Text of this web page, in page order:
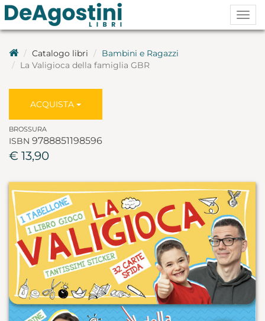
Catalogo libri
Bambini e Ragazzi
La Valigioca della famiglia GBR
ACQUISTA
BROSSURA
ISBN 9788851198596
€ 13,90